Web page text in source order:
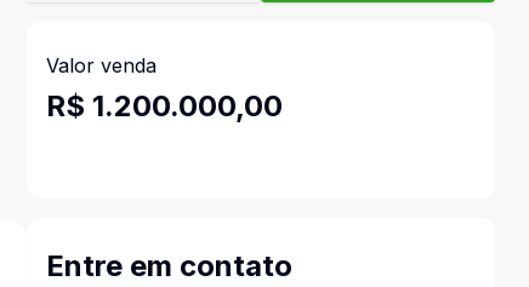
Valor venda
R$ 1.200.000,00
Entre em contato